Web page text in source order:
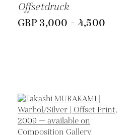
Offsetdruck
GBP 3,000 - 4,500